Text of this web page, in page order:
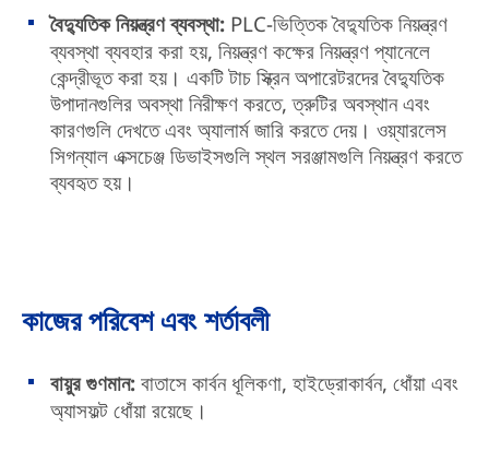
বৈদ্যুতিক নিয়ন্ত্রণ ব্যবস্থা: PLC-ভিত্তিক বৈদ্যুতিক নিয়ন্ত্রণ
ব্যবস্থা ব্যবহার করা হয়, নিয়ন্ত্রণ কক্ষের নিয়ন্ত্রণ প্যানেলে
কেন্দ্রীভূত করা হয়। একটি টাচ স্ক্রিন অপারেটরদের বৈদ্যুতিক
উপাদানগুলির অবস্থা নিরীক্ষণ করতে, ত্রুটির অবস্থান এবং
কারণগুলি দেখতে এবং অ্যালার্ম জারি করতে দেয়। ওয়্যারলেস
সিগন্যাল এক্সচেঞ্জ ডিভাইসগুলি স্থল সরঞ্জামগুলি নিয়ন্ত্রণ করতে
ব্যবহৃত হয়।
কাজের পরিবেশ এবং শর্তাবলী
বায়ুর গুণমান:বাতাসে কার্বন ধূলিকণা, হাইড্রোকার্বন, ধোঁয়া এবং
অ্যাসফল্ট ধোঁয়া রয়েছে।